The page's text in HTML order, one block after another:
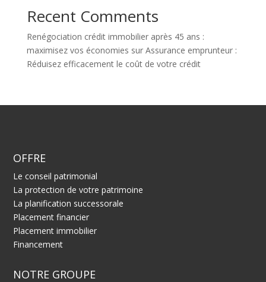
Recent Comments
Renégociation crédit immobilier après 45 ans :
maximisez vos économies sur Assurance emprunteur :
Réduisez efficacement le coût de votre crédit
OFFRE
Le conseil patrimonial
La protection de votre patrimoine
La planification successorale
Placement financier
Placement immobilier
Financement
NOTRE GROUPE